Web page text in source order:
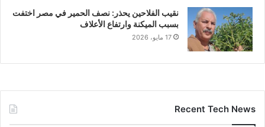
نقيب الفلاحين يحذر: نصف الحمير في مصر اختفت
بسبب الميكنة وارتفاع الأعلاف
17 مايو، 2026
Recent Tech News